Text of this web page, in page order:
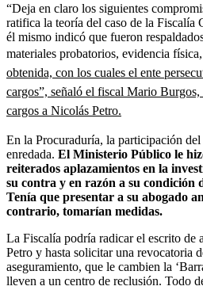
“Deja en claro los siguientes
ratifica la teoría del caso de la Fiscalía
él mismo indicó que fueron
materiales probatorios, evidencia física,
obtenida, con los cuales el ente
cargos”, señaló el fiscal Mario
cargos a Nicolás Petro.
En la Procuraduría, la participación
enredada. El Ministerio Público le
reiterados aplazamientos en la
su contra y en razón a su condición
Tenía que presentar a su abogado
contrario, tomarían medidas.
La Fiscalía podría radicar el escrito de
Petro y hasta solicitar una revocatoria
aseguramiento, que le cambien la
lleven a un centro de reclusión. Todo